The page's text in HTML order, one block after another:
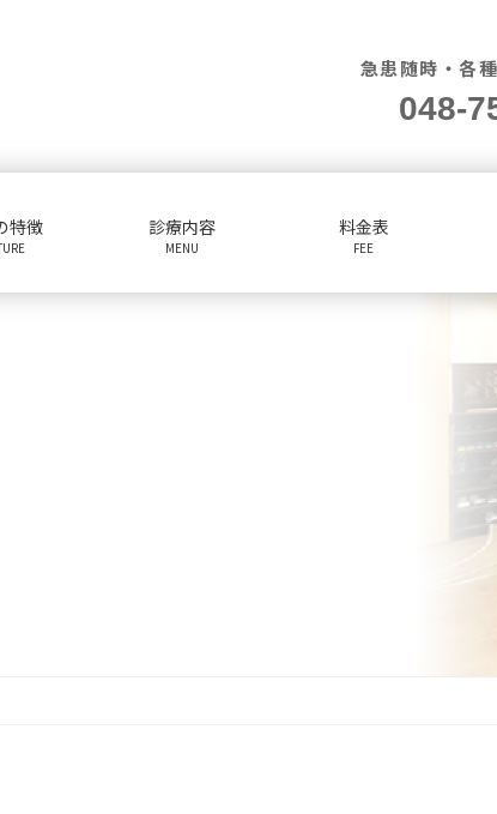
急患随時・各
048-
特徴 診療内容
MENU
料金表
FEE